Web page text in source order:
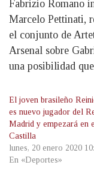
Fabrizio Romano
Marcelo Pettinati,
el conjunto de
Arsenal sobre
una posibilidad
El joven brasileño
es nuevo jugador del
Madrid y empezará en
Castilla
lunes, 20 enero 2020
En «Deportes»